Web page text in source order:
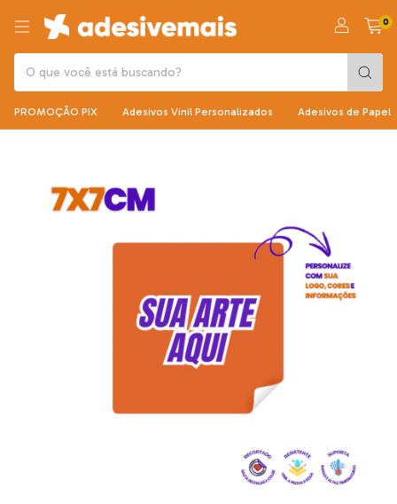
0
PROMOÇÃO PIX Adesivos Vinil Personalizados Adesivos de Papel